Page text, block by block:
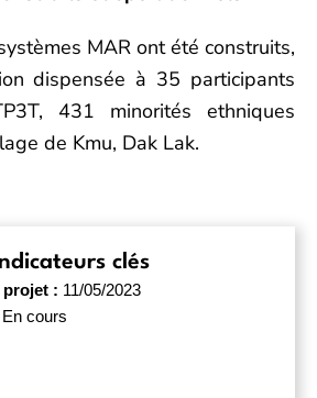
MAR ont été construits,
dispensée à 35 participants
431 minorités ethniques
de Kmu, Dak Lak.
Indicateurs clés
projet : 11/05/2023
En cours